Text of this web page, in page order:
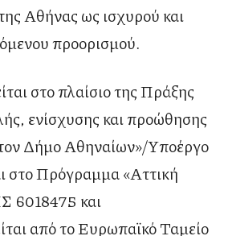
Αθήνας ως ισχυρού και
προορισμού.
στο πλαίσιο της Πράξης
ενίσχυσης και προώθησης
Δήμο Αθηναίων»/Yποέργο
στο Πρόγραμμα «Αττική
6018475 και
από το Ευρωπαϊκό Ταμείο